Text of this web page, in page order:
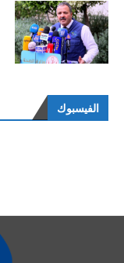
الفيسبوك